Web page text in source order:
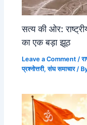
सत्य की ओर:
का एक बड़ा झूठ
Leave a Comment /
प्रश्नोत्तरी,संघ समाचार/